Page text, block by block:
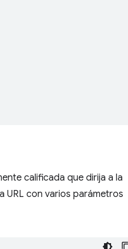
calificada que dirija a la
URL con varios parámetros